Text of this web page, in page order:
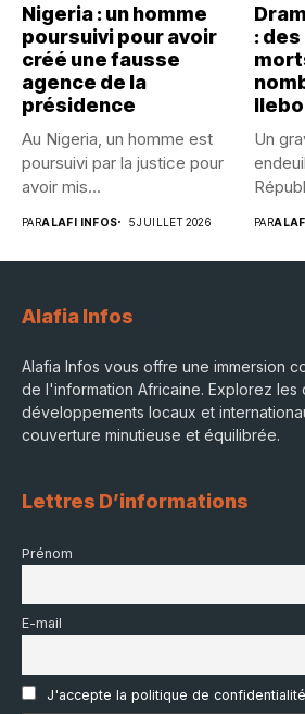
Nigeria : un homme
poursuivi pour avoir
créé une fausse
agence de la
présidence
Au Nigeria, un homme est
poursuivi par la justice pour
avoir mis...
PARALAFI INFOS 5 JUILLET 2026
:
Ilebo
Un
PAR
Alafia Infos
Alafia Infos vous offre une immersion
de l'information Africaine. Explorez les
développements locaux et
couverture minutieuse et équilibrée.
Lettres D’informations
Prénom
E-mail
J'accepte la politique de confidentialité